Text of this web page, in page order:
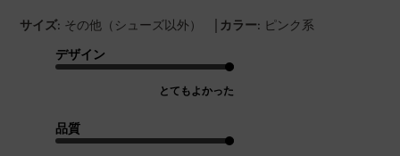
サイズ: その他（シューズ以外） | カラー: ピンク系
デザイン
とてもよかった
品質